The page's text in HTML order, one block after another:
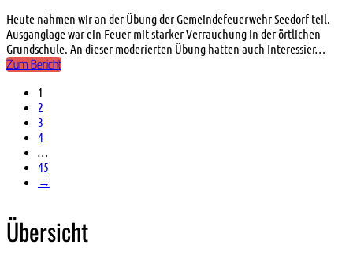
Heute nahmen wir an der Übung der Gemeindefeuerwehr Seedorf teil.
Ausganglage war ein Feuer mit starker Verrauchung in der örtlichen
Grundschule. An dieser moderierten Übung hatten auch Interessier…
Zum Bericht
1
2
3
4
45
→
Übersicht